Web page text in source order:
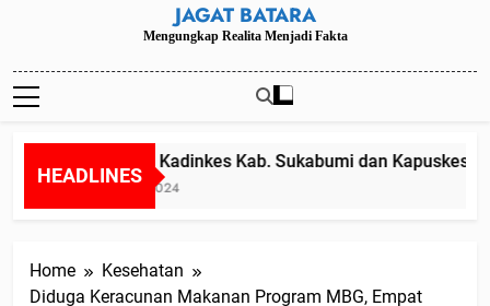
JAGAT BATARA
Mengungkap Realita Menjadi Fakta
HEADLINES
Diduga Kadinkes Kab. Sukabumi dan
Juli 24, 2024
Home
Kesehatan
Diduga Keracunan Makanan Program MBG, Empat